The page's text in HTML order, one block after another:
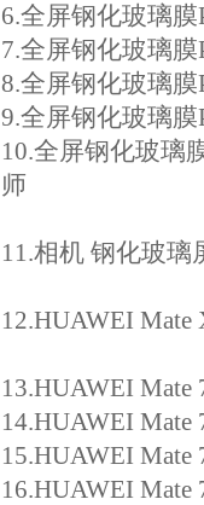
6.全屏钢化玻璃膜
7.全屏钢化玻璃膜
8.全屏钢化玻璃膜
9.全屏钢化玻璃膜
10.全屏钢化玻璃
师
11.相机 钢化玻璃
12.HUAWEI
13.HUAWEI
14.HUAWEI Mate
15.HUAWEI
16.HUAWEI